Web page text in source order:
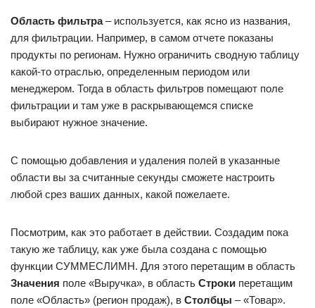
Область фильтра– используется, как ясно из названия,
для фильтрации. Например, в самом отчете показаны
продукты по регионам. Нужно ограничить сводную таблицу
какой-то отраслью, определенным периодом или
менеджером. Тогда в область фильтров помещают поле
фильтрации и там уже в раскрывающемся списке
выбирают нужное значение.
С помощью добавления и удаления полей в указанные
области вы за считанные секунды сможете настроить
любой срез ваших данных, какой пожелаете.
Посмотрим, как это работает в действии. Создадим пока
такую же таблицу, как уже была создана с помощью
функции СУММЕСЛИМН. Для этого перетащим в область
Значения поле «Выручка», в область Строки перетащим
поле «Область» (регион продаж), в Столбцы – «Товар».